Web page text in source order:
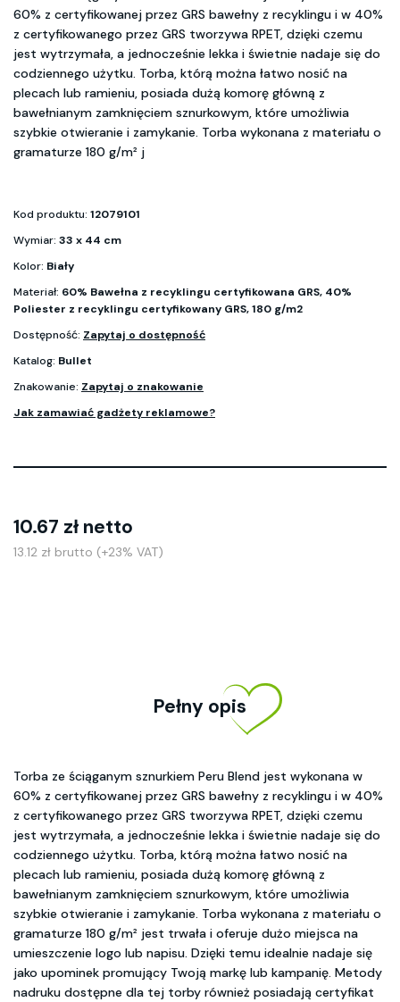
60% z certyfikowanej przez GRS bawełny z recyklingu i w 40%
z certyfikowanego przez GRS tworzywa RPET, dzięki czemu
jest wytrzymała, a jednocześnie lekka i świetnie nadaje się do
codziennego użytku. Torba, którą można łatwo nosić na
plecach lub ramieniu, posiada dużą komorę główną z
bawełnianym zamknięciem sznurkowym, które umożliwia
szybkie otwieranie i zamykanie. Torba wykonana z materiału o
gramaturze 180 g/m² j
Kod produktu: 12079101
Wymiar: 33 x 44 cm
Kolor: Biały
Materiał: 60% Bawełna z recyklingu certyfikowana GRS, 40%
Poliester z recyklingu certyfikowany GRS, 180 g/m2
Dostępność: Zapytaj o dostępność
Katalog: Bullet
Znakowanie: Zapytaj o znakowanie
Jak zamawiać gadżety reklamowe?
10.67 zł netto
13.12 zł brutto (+23% VAT)
Pełny opis
Torba ze ściąganym sznurkiem Peru Blend jest wykonana w
60% z certyfikowanej przez GRS bawełny z recyklingu i w 40%
z certyfikowanego przez GRS tworzywa RPET, dzięki czemu
jest wytrzymała, a jednocześnie lekka i świetnie nadaje się do
codziennego użytku. Torba, którą można łatwo nosić na
plecach lub ramieniu, posiada dużą komorę główną z
bawełnianym zamknięciem sznurkowym, które umożliwia
szybkie otwieranie i zamykanie. Torba wykonana z materiału o
gramaturze 180 g/m² jest trwała i oferuje dużo miejsca na
umieszczenie logo lub napisu. Dzięki temu idealnie nadaje się
jako upominek promujący Twoją markę lub kampanię. Metody
nadruku dostępne dla tej torby również posiadają certyfikat